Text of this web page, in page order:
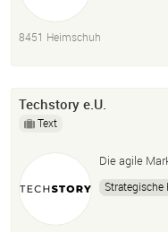
8451 Heimschuh
Techstory e.U.
Text
Die agile